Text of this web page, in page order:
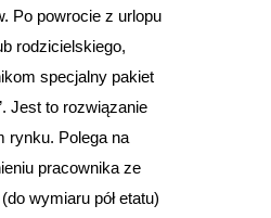
Po powrocie z urlopu
rodzicielskiego,
specjalny pakiet
Jest to rozwiązanie
rynku. Polega na
pracownika ze
wymiaru pół etatu)